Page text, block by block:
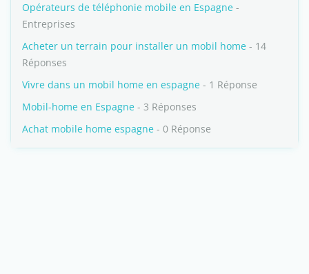
Opérateurs de téléphonie mobile en Espagne -
Entreprises
Acheter un terrain pour installer un mobil home - 14
Réponses
Vivre dans un mobil home en espagne - 1 Réponse
Mobil-home en Espagne - 3 Réponses
Achat mobile home espagne - 0 Réponse